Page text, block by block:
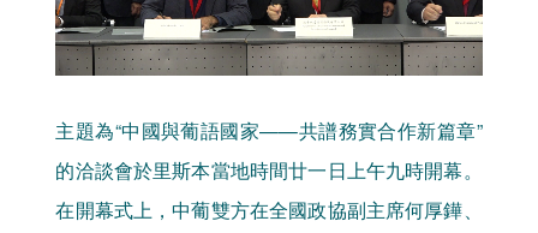
主題為“中國與葡語國家——共譜務實合作新篇章”
的洽談會於里斯本當地時間廿一日上午九時開幕。
在開幕式上，中葡雙方在全國政協副主席何厚鏵、